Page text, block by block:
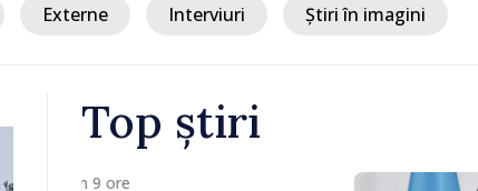
Externe Interviuri Știri în imagini
Top știri